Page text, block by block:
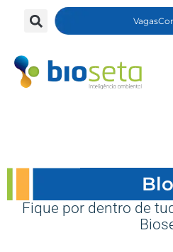
Vagas
Fique por dentro de